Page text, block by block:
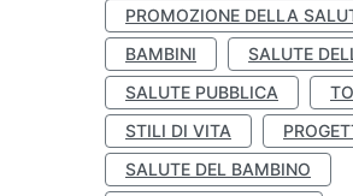
PROMOZIONE DELLA
BAMBINI
SALUTE
SALUTE PUBBLICA
STILI DI VITA
SALUTE DEL BAMBINO